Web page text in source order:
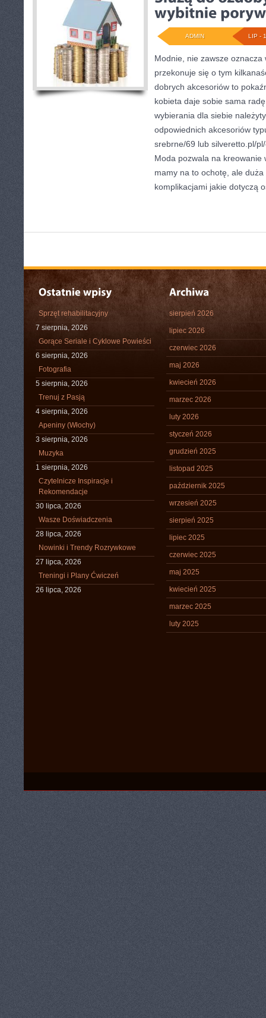
LIP -
ADMIN
Modnie, nie zawsze
przekonuje się o tym
dobrych akcesoriów to
kobieta daje sobie sama
wybierania dla siebie
odpowiednich akcesoriów
srebrne/69 lub silveretto.pl/
Moda pozwala na kreowanie
mamy na to ochotę, ale
komplikacjami jakie dotyczą
Sprzęt rehabilitacyjny
7 sierpnia, 2026
Gorące Seriale i Cyklowe Powieści
6 sierpnia, 2026
Fotografia
5 sierpnia, 2026
Trenuj z Pasją
4 sierpnia, 2026
Apeniny (Włochy)
3 sierpnia, 2026
Muzyka
1 sierpnia, 2026
Czytelnicze Inspiracje i
Rekomendacje
30 lipca, 2026
Wasze Doświadczenia
28 lipca, 2026
Nowinki i Trendy Rozrywkowe
27 lipca, 2026
Treningi i Plany Ćwiczeń
26 lipca, 2026
sierpień 2026
lipiec 2026
czerwiec 2026
maj 2026
kwiecień 2026
marzec 2026
luty 2026
styczeń 2026
grudzień 2025
listopad 2025
październik 2025
wrzesień 2025
sierpień 2025
lipiec 2025
czerwiec 2025
maj 2025
kwiecień 2025
marzec 2025
luty 2025